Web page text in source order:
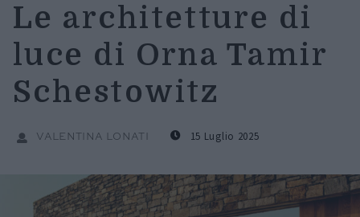
Le architetture di
luce di Orna Tamir
Schestowitz
VALENTINA LONATI 15 Luglio 2025